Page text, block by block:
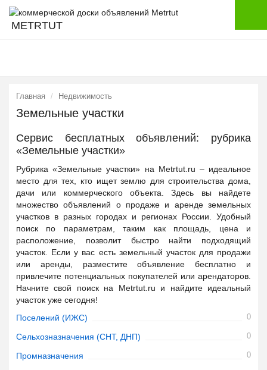
METRTUT
Главная Недвижимость
Земельные участки
Сервис бесплатных объявлений: рубрика
«Земельные участки»
Рубрика «Земельные участки» на Metrtut.ru – идеальное
место для тех, кто ищет землю для строительства дома,
дачи или коммерческого объекта. Здесь вы найдете
множество объявлений о продаже и аренде земельных
участков в разных городах и регионах России. Удобный
поиск по параметрам, таким как площадь, цена и
расположение, позволит быстро найти подходящий
участок. Если у вас есть земельный участок для продажи
или аренды, разместите объявление бесплатно и
привлечите потенциальных покупателей или арендаторов.
Начните свой поиск на Metrtut.ru и найдите идеальный
участок уже сегодня!
Поселений (ИЖС)
0
Сельхозназначения (СНТ, ДНП) 0
Промназначения 0